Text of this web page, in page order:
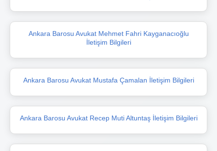
Ankara Barosu Avukat Mehmet Fahri Kayganacıoğlu
İletişim Bilgileri
Ankara Barosu Avukat Mustafa Çamalan İletişim Bilgileri
Ankara Barosu Avukat Recep Muti Altuntaş İletişim Bilgileri